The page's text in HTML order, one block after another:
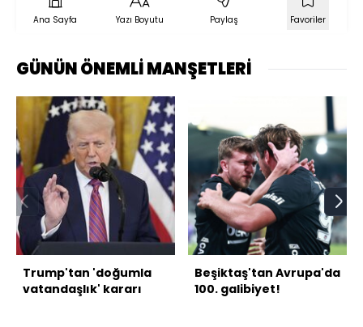
Ana Sayfa Yazı Boyutu Paylaş Favoriler
GÜNÜN ÖNEMLİ MANŞETLERİ
Trump'tan 'doğumla
vatandaşlık' kararı
Beşiktaş'tan Avrupa'da
100. galibiyet!